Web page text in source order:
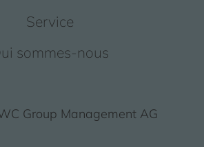
Service
sommes-nous
Group Management AG